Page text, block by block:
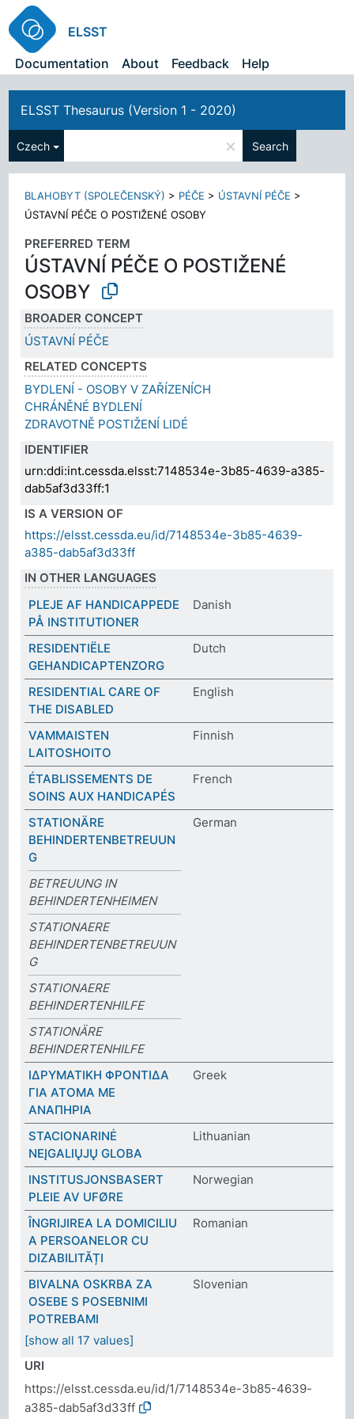
ELSST
Documentation
About Feedback Help
ELSST Thesaurus (Version 1 - 2020)
Czech × Search
BLAHOBYT (SPOLEČENSKÝ) > PÉČE > ÚSTAVNÍ PÉČE >
ÚSTAVNÍ PÉČE O POSTIŽENÉ OSOBY
PREFERRED TERM
ÚSTAVNÍ PÉČE O POSTIŽENÉ
OSOBY
BROADER CONCEPT
ÚSTAVNÍ PÉČE
RELATED CONCEPTS
BYDLENÍ - OSOBY V ZAŘÍZENÍCH
CHRÁNĚNÉ BYDLENÍ
ZDRAVOTNĚ POSTIŽENÍ LIDÉ
IDENTIFIER
urn:ddi:int.cessda.elsst:7148534e-3b85-4639-a385-
dab5af3d33ff:1
IS A VERSION OF
https://elsst.cessda.eu/id/7148534e-3b85-4639-
a385-dab5af3d33ff
IN OTHER LANGUAGES
PLEJE AF HANDICAPPEDE
PÅ INSTITUTIONER
Danish
RESIDENTIËLE
GEHANDICAPTENZORG
Dutch
RESIDENTIAL CARE OF
THE DISABLED
English
VAMMAISTEN
LAITOSHOITO
Finnish
ÉTABLISSEMENTS DE
SOINS AUX HANDICAPÉS
French
STATIONÄRE
BEHINDERTENBETREUUN
G
German
BETREUUNG IN
BEHINDERTENHEIMEN
STATIONAERE
BEHINDERTENBETREUUN
G
STATIONAERE
BEHINDERTENHILFE
STATIONÄRE
BEHINDERTENHILFE
ΙΔΡΥΜΑΤΙΚΗ ΦΡΟΝΤΙΔΑ
ΓΙΑ ΑΤΟΜΑ ΜΕ
ΑΝΑΠΗΡΙΑ
Greek
STACIONARINĖ
NEĮGALIŲJŲ GLOBA
Lithuanian
INSTITUSJONSBASERT
PLEIE AV UFØRE
Norwegian
ÎNGRIJIREA LA DOMICILIU
A PERSOANELOR CU
DIZABILITĂȚI
Romanian
BIVALNA OSKRBA ZA
OSEBE S POSEBNIMI
POTREBAMI
Slovenian
[show all 17 values]
URI
https://elsst.cessda.eu/id/1/7148534e-3b85-4639-
a385-dab5af3d33ff